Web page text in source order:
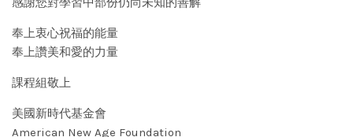
奉上衷心祝福的能量
奉上讚美和愛的力量
課程組敬上
美國新時代基金會
American New Age Foundation